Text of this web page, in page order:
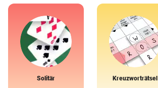
Solitär Kreuzworträtsel